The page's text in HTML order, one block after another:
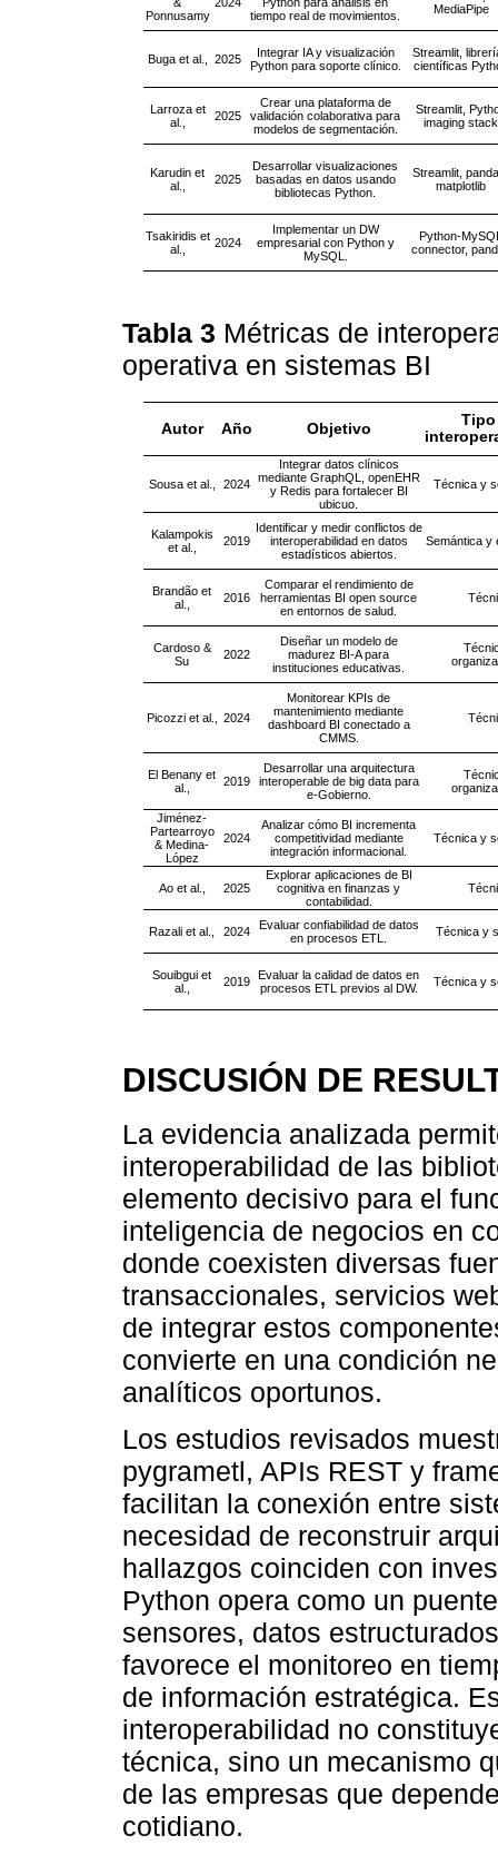
Ponnusamy
tiempo real de movimientos.
MediaPipe
Buga et al., 2025
Integrar IA y visualización
Python para soporte clínico.
Streamlit,
científicas
Larroza et
al.,
2025
Crear una plataforma de
validación colaborativa para
modelos de segmentación.
Streamlit,
imaging stack
Karudin et
al.,
2025
Desarrollar visualizaciones
basadas en datos usando
bibliotecas Python.
Streamlit,
matplotlib
Tsakiridis et
al.,
2024
Implementar un DW
empresarial con Python y
MySQL.
Python-
connector,
Tabla 3 Métricas de
operativa en sistemas BI
Autor Año Objetivo
Tipo
Sousa et al., 2024
Integrar datos clínicos
mediante GraphQL, openEHR
y Redis para fortalecer BI
ubicuo.
Técnica y
Kalampokis
et al.,
2019
Identificar y medir conflictos de
interoperabilidad en datos
estadísticos abiertos.
Semántica y
Brandão et
al.,
2016
Comparar el rendimiento de
herramientas BI open source
en entornos de salud.
Cardoso &
Su
2022
Diseñar un modelo de
madurez BI-A para
instituciones educativas.
Picozzi et al., 2024
Monitorear KPIs de
mantenimiento mediante
dashboard BI conectado a
CMMS.
El Benany et
al.,
2019
Desarrollar una arquitectura
interoperable de big data para
e-Gobierno.
Jiménez-
Partearroyo
& Medina-
López
2024
Analizar cómo BI incrementa
competitividad mediante
integración informacional.
Técnica y
Ao et al., 2025
Explorar aplicaciones de BI
cognitiva en finanzas y
contabilidad.
Razali et al., 2024
Evaluar confiabilidad de datos
en procesos ETL.
Técnica y
Souibgui et
al.,
2019
Evaluar la calidad de datos en
procesos ETL previos al DW.
Técnica y
DISCUSIÓN DE
La evidencia analizada
interoperabilidad de las
elemento decisivo para el
inteligencia de negocios en
donde coexisten diversas
transaccionales, servicios
de integrar estos
convierte en una condición
analíticos oportunos.
Los estudios revisados
pygrametl, APIs REST y
facilitan la conexión entre
necesidad de reconstruir
hallazgos coinciden con
Python opera como un
sensores, datos
favorece el monitoreo en
de información estratégica.
interoperabilidad no
técnica, sino un mecanismo
de las empresas que
cotidiano.